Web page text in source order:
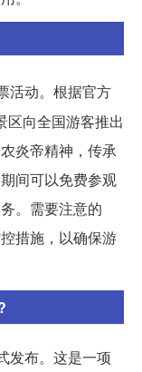
活动。根据官方
区向全国游客推出
炎帝精神，传承
间可以免费参观
。需要注意的
措施，以确保游
发布。这是一项